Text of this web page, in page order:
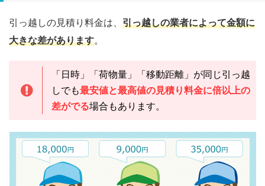
引っ越しの見積り料金は、 引っ越しの業者によって金額に
大きな差があります。
「日時」「荷物量」「移動距離」が同じ引っ越
しでも最安値と最高値の見積り料金に倍以上の
差がでる場合もあります。